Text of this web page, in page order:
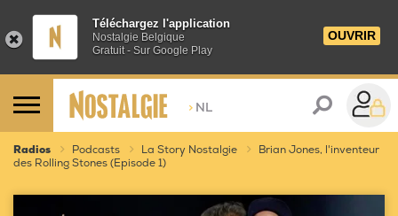
Téléchargez l'application
Nostalgie Belgique
Gratuit - Sur Google Play
OUVRIR
> NL
Radios Podcasts La Story Nostalgie
Brian Jones, l'inventeur
des Rolling Stones (Episode 1)